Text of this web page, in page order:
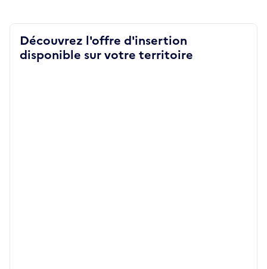
Découvrez l'offre d'insertion
disponible sur votre territoire